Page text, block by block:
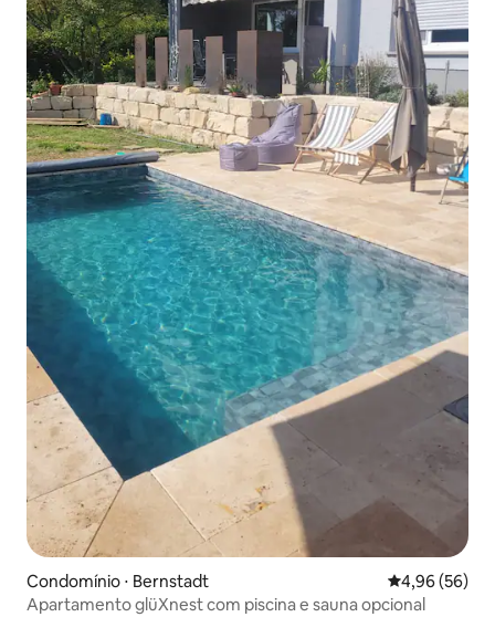
Condomínio ⋅ Bernstadt 4,96 de uma
4,96 (56)
Apartamento glüXnest com piscina e sauna opcional